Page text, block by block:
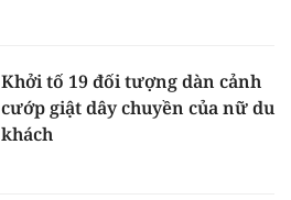
Khởi tố 19 đối tượng dàn cảnh
cướp giật dây chuyền của nữ du
khách